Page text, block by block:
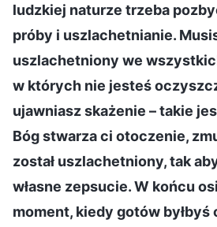
ludzkiej naturze trzeba
próby i uszlachetnianie.
uszlachetniony we
w których nie jesteś
ujawniasz skażenie – takie
Bóg stwarza ci otoczenie,
został uszlachetniony, tak
własne zepsucie. W końcu
moment, kiedy gotów byłbyś